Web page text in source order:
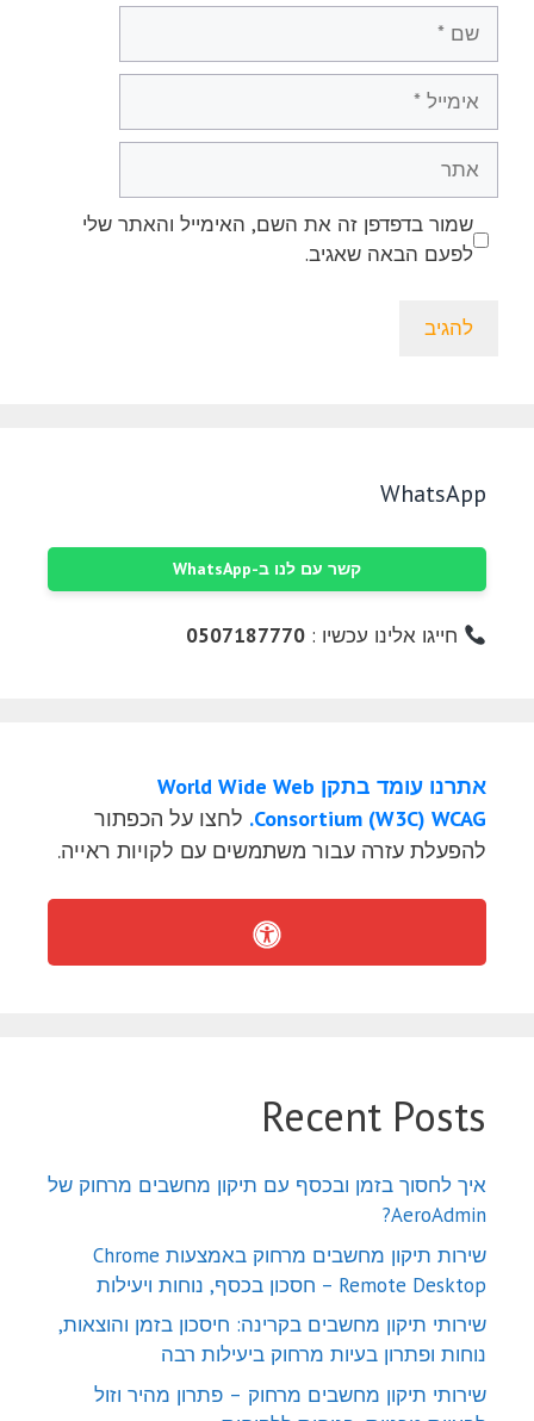
שמור בדפדפן זה את השם, האימייל והאתר שלי
לפעם הבאה שאגיב.
WhatsApp
קשר עם לנו ב-WhatsApp
חייגו אלינו עכשיו :0507187770
אתרנו עומד בתקן World Wide Web
Consortium (W3C) WCAG. לחצו על הכפתור
להפעלת עזרה עבור משתמשים עם לקויות ראייה.
Recent Posts
איך לחסוך בזמן ובכסף עם תיקון מחשבים מרחוק של
AeroAdmin?
שירות תיקון מחשבים מרחוק באמצעות Chrome
Remote Desktop – חסכון בכסף, נוחות ויעילות
שירותי תיקון מחשבים בקרינה: חיסכון בזמן והוצאות,
נוחות ופתרון בעיות מרחוק ביעילות רבה
שירותי תיקון מחשבים מרחוק – פתרון מהיר וזול